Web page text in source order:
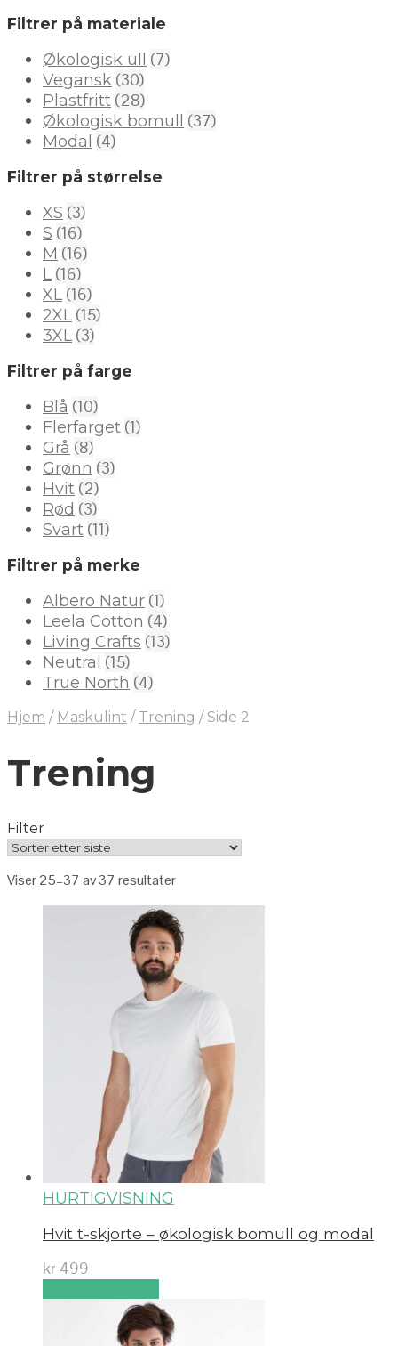
Filtrer på materiale
Økologisk ull (7)
Vegansk (30)
Plastfritt (28)
Økologisk bomull (37)
Modal (4)
Filtrer på størrelse
XS (3)
S (16)
M (16)
L (16)
XL (16)
2XL (15)
3XL (3)
Filtrer på farge
Blå (10)
Flerfarget (1)
Grå (8)
Grønn (3)
Hvit (2)
Rød (3)
Svart (11)
Filtrer på merke
Albero Natur (1)
Leela Cotton (4)
Living Crafts (13)
Neutral (15)
True North (4)
Hjem / Maskulint / Trening / Side 2
Trening
Filter
Viser 25–37 av 37 resultater
HURTIGVISNING
Hvit t-skjorte – økologisk bomull og modal
kr 499